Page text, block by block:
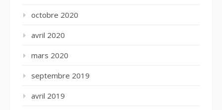
octobre 2020
avril 2020
mars 2020
septembre 2019
avril 2019